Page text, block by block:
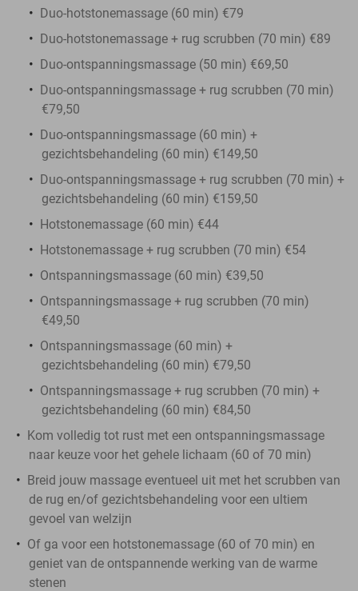
Duo-hotstonemassage (60 min) €79
Duo-hotstonemassage + rug scrubben (70 min) €89
Duo-ontspanningsmassage (50 min) €69,50
Duo-ontspanningsmassage + rug scrubben (70 min)
€79,50
Duo-ontspanningsmassage (60 min) +
gezichtsbehandeling (60 min) €149,50
Duo-ontspanningsmassage + rug scrubben (70 min) +
gezichtsbehandeling (60 min) €159,50
Hotstonemassage (60 min) €44
Hotstonemassage + rug scrubben (70 min) €54
Ontspanningsmassage (60 min) €39,50
Ontspanningsmassage + rug scrubben (70 min)
€49,50
Ontspanningsmassage (60 min) +
gezichtsbehandeling (60 min) €79,50
Ontspanningsmassage + rug scrubben (70 min) +
gezichtsbehandeling (60 min) €84,50
Kom volledig tot rust met een ontspanningsmassage
naar keuze voor het gehele lichaam (60 of 70 min)
Breid jouw massage eventueel uit met het scrubben van
de rug en/of gezichtsbehandeling voor een ultiem
gevoel van welzijn
Of ga voor een hotstonemassage (60 of 70 min) en
geniet van de ontspannende werking van de warme
stenen